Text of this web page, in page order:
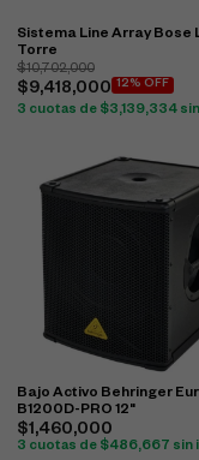
Sistema Line Array Bose
Torre
$10,702,000
$9,418,000 12% OFF
3 cuotas de $3,139,334
Bajo Activo Behringer
B1200D-PRO 12"
$1,460,000
3 cuotas de $486,667 sin